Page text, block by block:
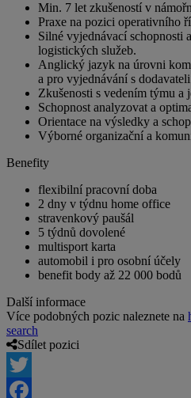
Min. 7 let zkušeností v
Praxe na pozici operativního
Silné vyjednávací schopnosti
logistických služeb.
Anglický jazyk na úrovni
a pro vyjednávání s dodavateli
Zkušenosti s vedením týmu a
Schopnost analyzovat a
Orientace na výsledky a
Výborné organizační a
Benefity
flexibilní pracovní doba
2 dny v týdnu home office
stravenkový paušál
5 týdnů dovolené
multisport karta
automobil i pro osobní účely
benefit body až 22 000 bodů
Další informace
Více podobných pozic naleznete na
search
Sdílet pozici
Twitter